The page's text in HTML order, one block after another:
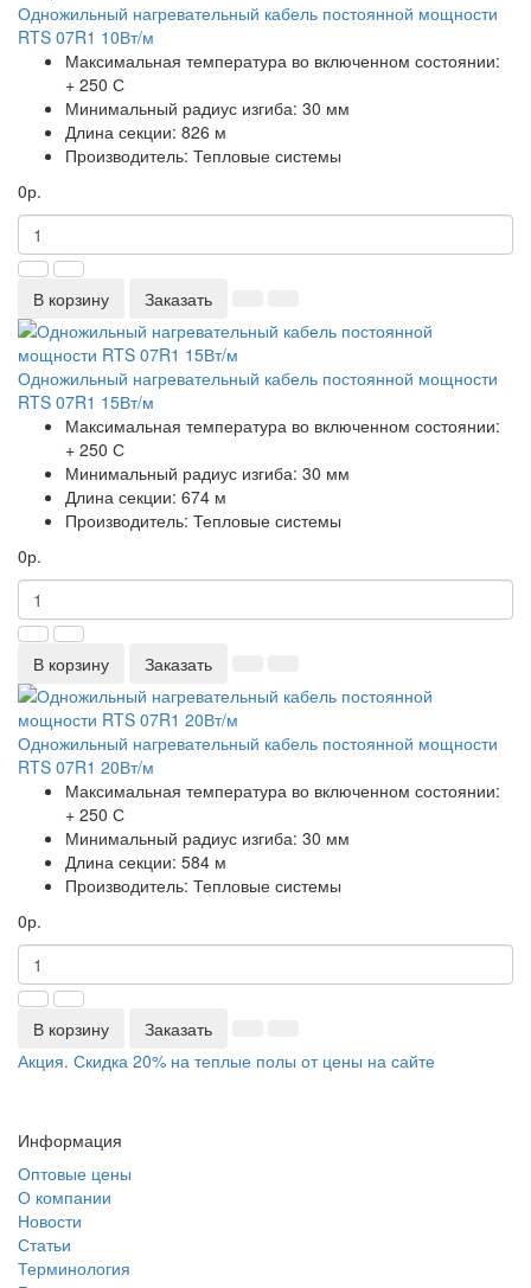
Одножильный нагревательный кабель постоянной мощности
RTS 07R1 10Вт/м
Максимальная температура во включенном состоянии:
+ 250 С
Минимальный радиус изгиба: 30 мм
Длина секции: 826 м
Производитель: Тепловые системы
0р.
В корзину Заказать
Одножильный нагревательный кабель постоянной мощности
RTS 07R1 15Вт/м
Максимальная температура во включенном состоянии:
+ 250 С
Минимальный радиус изгиба: 30 мм
Длина секции: 674 м
Производитель: Тепловые системы
0р.
В корзину Заказать
Одножильный нагревательный кабель постоянной мощности
RTS 07R1 20Вт/м
Максимальная температура во включенном состоянии:
+ 250 С
Минимальный радиус изгиба: 30 мм
Длина секции: 584 м
Производитель: Тепловые системы
0р.
В корзину
Заказать
Акция. Скидка 20% на теплые полы от цены на сайте
Информация
Оптовые цены
О компании
Новости
Статьи
Терминология